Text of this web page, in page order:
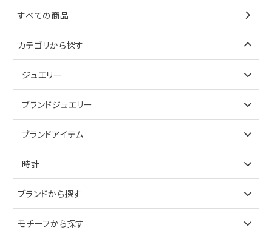
すべての商品
カテゴリから探す
ジュエリー
アイテムで探す
ブランドジュエリー
アイテムで探す
ブランドアイテム
アイテムで探す
時計
ブランドで探す
ブランドから探す
ティファニー
モチーフから探す